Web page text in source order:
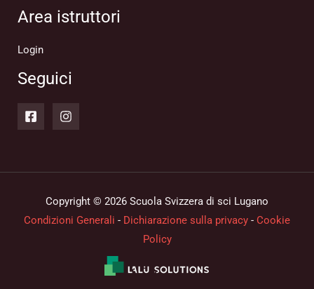
Area istruttori
Login
Seguici
Copyright © 2026 Scuola Svizzera di sci Lugano
Condizioni Generali - Dichiarazione sulla privacy - Cookie
Policy